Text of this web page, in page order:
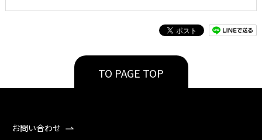
TO PAGE TOP
お問い合わせ